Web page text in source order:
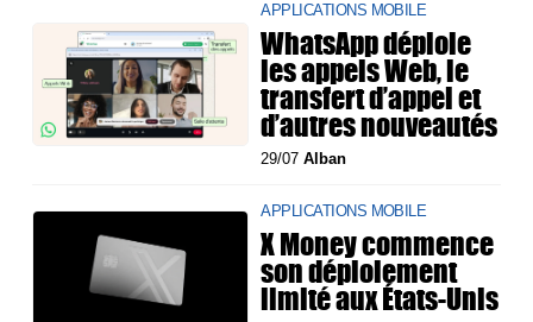
APPLICATIONS MOBILE
WhatsApp déploie
les appels Web, le
transfert d’appel et
d’autres nouveautés
29/07Alban
APPLICATIONS MOBILE
X Money commence
son déploiement
limité aux États-Unis